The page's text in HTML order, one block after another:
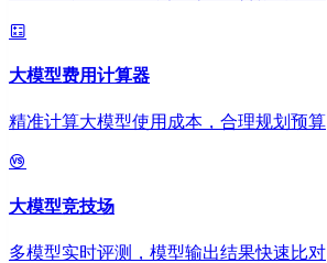
大模型费用计算器
精准计算大模型使用成本，合理规划预算
大模型竞技场
多模型实时评测，模型输出结果快速比对